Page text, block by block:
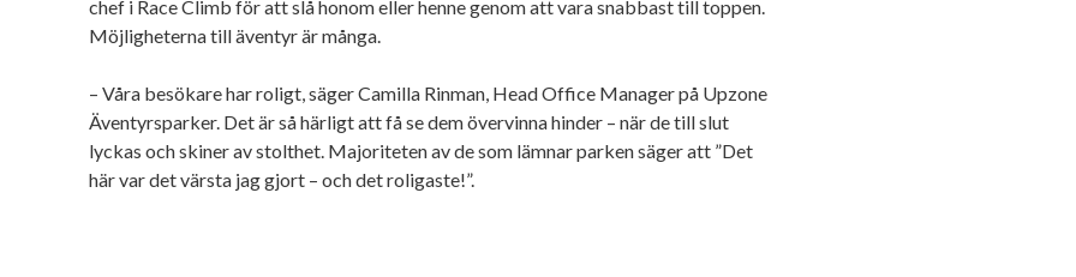
chef i Race Climb för att slå honom eller henne genom att vara snabbast till toppen.
Möjligheterna till äventyr är många.
– Våra besökare har roligt, säger Camilla Rinman, Head Office Manager på Upzone
Äventyrsparker. Det är så härligt att få se dem övervinna hinder – när de till slut
lyckas och skiner av stolthet. Majoriteten av de som lämnar parken säger att ”Det
här var det värsta jag gjort – och det roligaste!”.